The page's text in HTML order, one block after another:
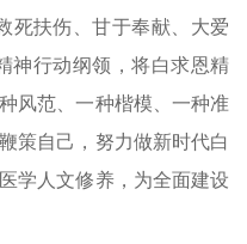
死扶伤、甘于奉献、大爱
神行动纲领，将白求恩精
风范、一种楷模、一种准
策自己，努力做新时代白
学人文修养，为全面建设